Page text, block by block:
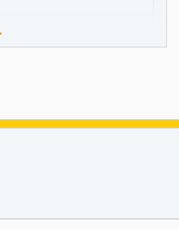
up al